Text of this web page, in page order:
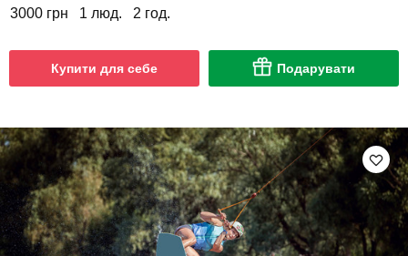
3000 грн 1 люд. 2 год.
Купити для себе Подарувати